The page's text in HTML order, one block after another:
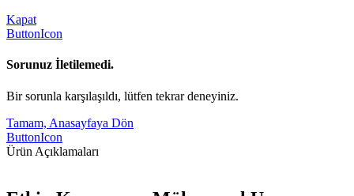
Kapat
ButtonIcon
Sorunuz İletilemedi.
Bir sorunla karşılaşıldı, lütfen tekrar deneyiniz.
Tamam, Anasayfaya Dön
ButtonIcon
Ürün Açıklamaları